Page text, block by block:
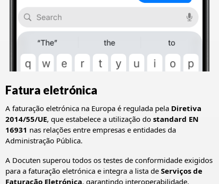
Fatura eletrónica
A faturação eletrónica na Europa é regulada pela Diretiva
2014/55/UE, que estabelece a utilização dostandard EN
16931 nas relações entre empresas e entidades da
Administração Pública.
A Docuten superou todos os testes de conformidade exigidos
para a faturação eletrónica e integra a lista deServiços de
Faturação Eletrónica, garantindo interoperabilidade,